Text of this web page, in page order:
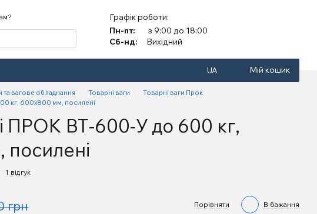
Графік роботи:
Пн-пт:
з 9:00 до 18:00
Сб-нд:
Вихідний
UA Мій кошик
та вагове обладнання Товарні ваги
Товарні ваги Прок
кг, 600х800 мм, посилені
ПРОК ВТ-600-У до 600 кг,
1 відгук
грн Порівняти В бажання